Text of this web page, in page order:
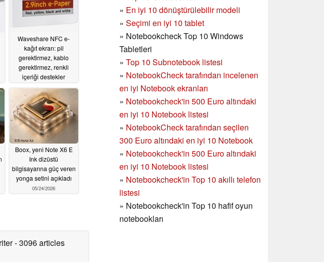
» En iyi 10 dönüştürülebilir modeli
» Seçimi en iyi 10 tablet
» Notebookcheck Top 10 Windows
Tabletleri
» Top 10 Subnotebook listesi
» NotebookCheck tarafından incelenen
en iyi Notebook ekranları
» Notebookcheck'in 500 Euro altındaki
en iyi 10 Notebook listesi
» NotebookCheck tarafından seçilen
300 Euro altındaki en iyi 10 Notebook
» Notebookcheck'in 500 Euro altındaki
en iyi 10 Notebook listesi
» Notebookcheck'in Top 10 akıllı telefon
listesi
» Notebookcheck'in Top 10 hafif oyun
notebookları
Waveshare NFC e-
kağıt ekran: pil
gerektirmez, kablo
gerektirmez, renkli
içeriği destekler
06/20/2026
Boox, yeni Note X6 E
Ink dizüstü
bilgisayarına güç veren
yonga setini açıkladı
05/24/2026
- 3096 articles